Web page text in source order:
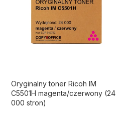
Oryginalny toner Ricoh IM
C5501H magenta/czerwony (24
000 stron)